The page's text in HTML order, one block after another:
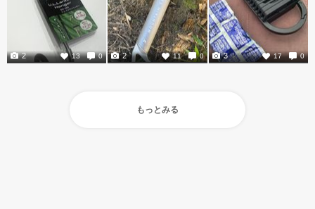
13 0
2 11 0
2 17 0
3
もっとみる